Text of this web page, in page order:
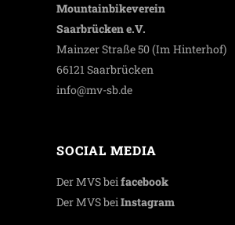
Mountainbikeverein
Saarbrücken e.V.
Mainzer Straße 50 (Im Hinterhof)
66121 Saarbrücken
info@mv-sb.de
SOCIAL MEDIA
Der MVS beifacebook
Der MVS beiInstagram